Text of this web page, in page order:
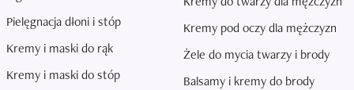
Pielęgnacja dłoni i stóp
Kremy i maski do rąk
Kremy i maski do stóp
Kremy pod oczy dla mężczyzn
Żele do mycia twarzy i brody
Balsamy i kremy do brody